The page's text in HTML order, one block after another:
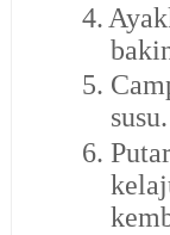
4.
5.
susu.
6.